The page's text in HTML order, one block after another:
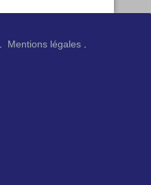
Mentions légales